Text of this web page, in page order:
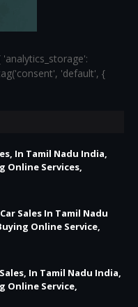
'default', {
In Tamil Nadu India,
Online Services,
Sales In Tamil Nadu
Online Service,
In Tamil Nadu India,
Online Service,